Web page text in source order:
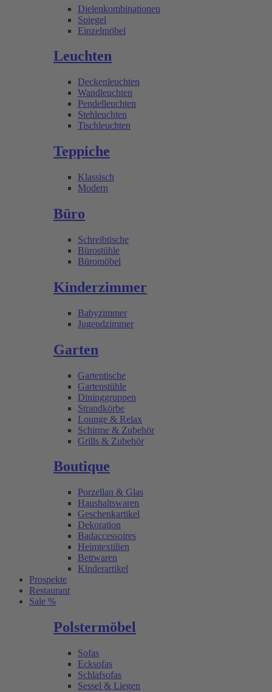
Dielenkombinationen
Spiegel
Einzelmöbel
Leuchten
Deckenleuchten
Wandleuchten
Pendelleuchten
Stehleuchten
Tischleuchten
Teppiche
Klassisch
Modern
Büro
Schreibtische
Bürostühle
Büromöbel
Kinderzimmer
Babyzimmer
Jugendzimmer
Garten
Gartentische
Gartenstühle
Dininggruppen
Strandkörbe
Lounge & Relax
Schirme & Zubehör
Grills & Zubehör
Boutique
Porzellan & Glas
Haushaltswaren
Geschenkartikel
Dekoration
Badaccessoires
Heimtextilien
Bettwaren
Kinderartikel
Prospekte
Restaurant
Sale %
Polstermöbel
Sofas
Ecksofas
Schlafsofas
Sessel & Liegen